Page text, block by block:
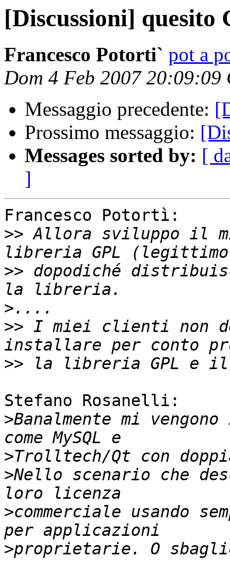
[Discussioni] quesito
Francesco Potorti` pot a
Dom 4 Feb 2007 20:09:09
Messaggio precedente:
Prossimo messaggio:
Messages sorted by: [
]
Francesco Potortì:
>> Allora sviluppo il
>> dopodiché
>
>> I miei clienti non
>>
Stefano Rosanelli:
>Banalmente mi
>
>Nello scenario che
>commerciale usando
>